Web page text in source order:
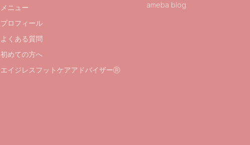
メニュー
プロフィール
よくある質問
初めての方へ
エイジレスフットケアアドバイザーⓇ
ameba blog